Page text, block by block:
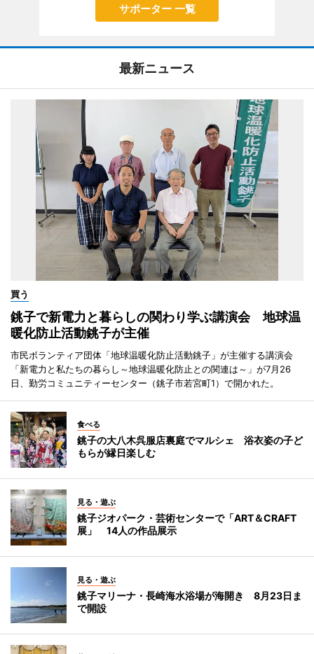
サポーター 一覧
最新ニュース
買う
銚子で新電力と暮らしの関わり学ぶ講演会 地球温
暖化防止活動銚子が主催
市民ボランティア団体「地球温暖化防止活動銚子」が主催する講演会
「新電力と私たちの暮らし～地球温暖化防止との関連は～」が7月26
日、勤労コミュニティーセンター（銚子市若宮町1）で開かれた。
食べる
銚子の大八木呉服店裏庭でマルシェ 浴衣姿の子ど
もらが縁日楽しむ
見る・遊ぶ
銚子ジオパーク・芸術センターで「ART＆CRAFT
展」 14人の作品展示
見る・遊ぶ
銚子マリーナ・長崎海水浴場が海開き 8月23日ま
で開設